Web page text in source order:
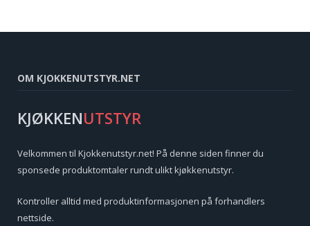
OM KJOKKENUTSTYR.NET
KJØKKENUTSTYR
Velkommen til Kjokkenutstyr.net! På denne siden finner du
sponsede produktomtaler rundt ulikt kjøkkenutstyr.
Kontroller alltid med produktinformasjonen på forhandlers
nettside.